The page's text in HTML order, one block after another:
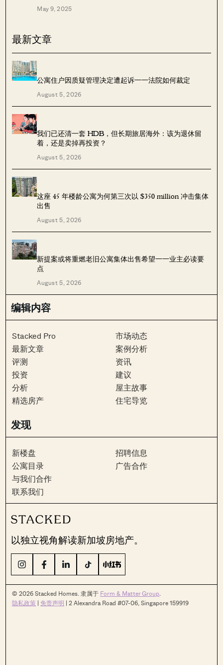
May 9, 2025
最新文章
公寓住户因质疑管理决定遭起诉——法院如何裁定
August 5, 2026
我们已还清一套 HDB，但长期旅居海外：该为退休留
着，还是卖掉再投资？
August 5, 2026
这座 45 年楼龄公寓为何第三次以 $350 million 冲击集体
出售
August 5, 2026
新提案或将重燃老旧公寓集体出售希望——业主必读要
点
August 5, 2026
编辑内容
Stacked Pro
最新文章
评测
投资
分析
精选房产
市场动态
案例分析
资讯
建议
屋主故事
住宅导览
发现
新楼盘
公寓目录
与我们合作
联系我们
招聘信息
广告合作
以独立视角解读新加坡房地产。
© 2026 Stacked Homes. 隶属于 Form & Matter Group.
隐私政策 |免责声明 | 2 Alexandra Road #07-06, Singapore 159919